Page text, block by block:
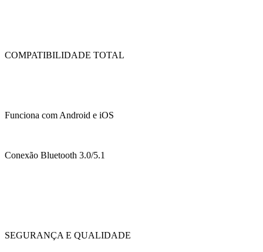
COMPATIBILIDADE TOTAL
Funciona com Android e iOS
Conexão Bluetooth 3.0/5.1
SEGURANÇA E QUALIDADE